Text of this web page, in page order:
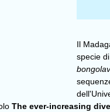
Il
specie
The ever-increasing